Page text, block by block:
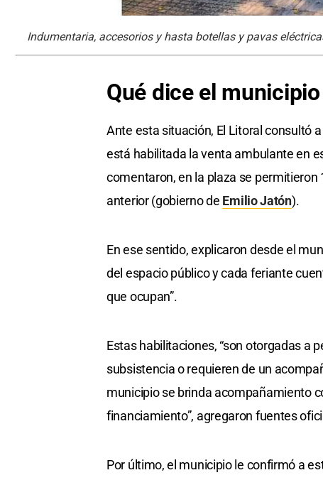
Indumentaria, accesorios y hasta botellas y pavas
Qué dice el municipio
Ante esta situación, El Litoral consultó a
está habilitada la venta ambulante en
comentaron, en la plaza se
anterior (gobierno de Emilio Jatón).
En ese sentido, explicaron desde el
del espacio público y cada feriante
que ocupan”.
Estas habilitaciones, “son otorgadas a
subsistencia o requieren de un
municipio se brinda acompañamiento
financiamiento”, agregaron fuentes
Por último, el municipio le confirmó a